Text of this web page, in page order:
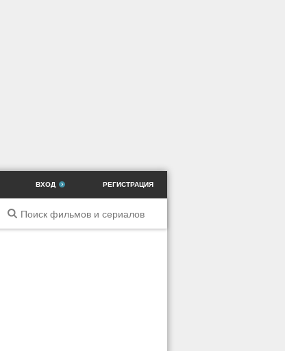
ВХОД РЕГИСТРАЦИЯ